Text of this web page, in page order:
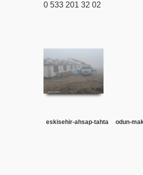
0 533 201 32 02
eskisehir-ahsap-tahta odun-